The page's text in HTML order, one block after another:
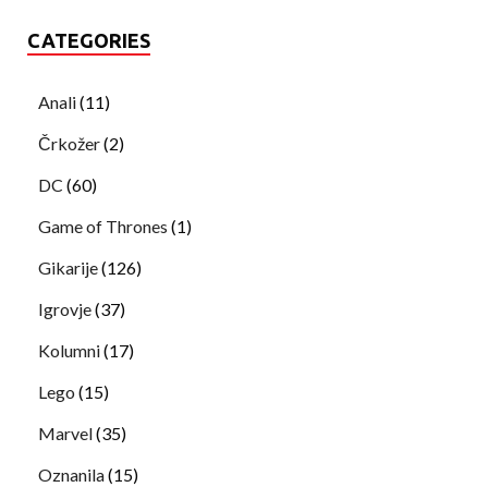
CATEGORIES
Anali(11)
Črkožer(2)
DC (60)
Game of Thrones (1)
Gikarije(126)
Igrovje(37)
Kolumni(17)
Lego (15)
Marvel(35)
Oznanila(15)